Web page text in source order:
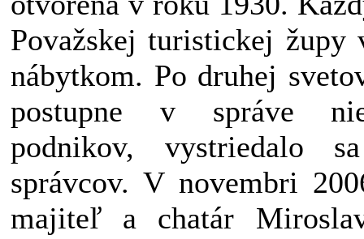
Považskej turistickej
nábytkom. Po druhej
postupne v správe
podnikov, vystriedalo
správcov. V novembri
majiteľ a chatár